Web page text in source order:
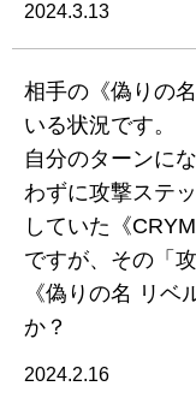
2024.3.13
相手の《偽りの
いる状況です。
自分のターンに
わずに攻撃ステ
していた《
ですが、その「
《偽りの名 リ
か？
2024.2.16